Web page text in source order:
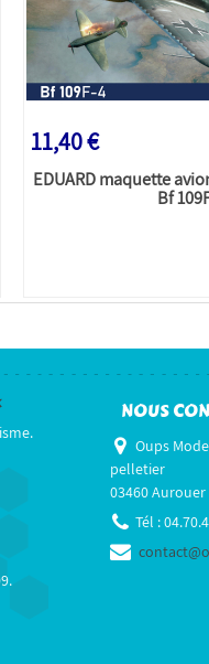
11,40 €
EDUARD maquette
Bf
NOUS
Oups
pelletier
03460 Aurouer
Tél :